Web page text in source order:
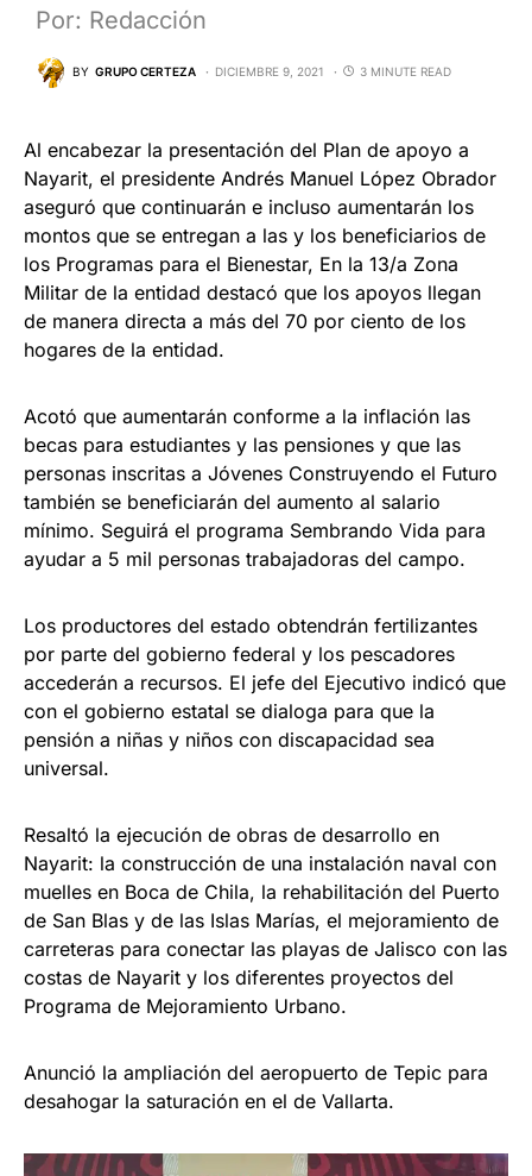
Por: Redacción
BY GRUPO CERTEZA DICIEMBRE 9, 2021 3 MINUTE READ
Al encabezar la presentación del Plan de apoyo a
Nayarit, el presidente Andrés Manuel López Obrador
aseguró que continuarán e incluso aumentarán los
montos que se entregan a las y los beneficiarios de
los Programas para el Bienestar, En la 13/a Zona
Militar de la entidad destacó que los apoyos llegan
de manera directa a más del 70 por ciento de los
hogares de la entidad.
Acotó que aumentarán conforme a la inflación las
becas para estudiantes y las pensiones y que las
personas inscritas a Jóvenes Construyendo el Futuro
también se beneficiarán del aumento al salario
mínimo. Seguirá el programa Sembrando Vida para
ayudar a 5 mil personas trabajadoras del campo.
Los productores del estado obtendrán fertilizantes
por parte del gobierno federal y los pescadores
accederán a recursos. El jefe del Ejecutivo indicó que
con el gobierno estatal se dialoga para que la
pensión a niñas y niños con discapacidad sea
universal.
Resaltó la ejecución de obras de desarrollo en
Nayarit: la construcción de una instalación naval con
muelles en Boca de Chila, la rehabilitación del Puerto
de San Blas y de las Islas Marías, el mejoramiento de
carreteras para conectar las playas de Jalisco con las
costas de Nayarit y los diferentes proyectos del
Programa de Mejoramiento Urbano.
Anunció la ampliación del aeropuerto de Tepic para
desahogar la saturación en el de Vallarta.